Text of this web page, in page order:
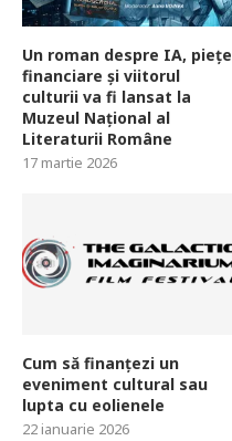
Un roman despre IA, piețe
financiare și viitorul
culturii va fi lansat la
Muzeul Național al
Literaturii Române
17 martie 2026
Cum să finanțezi un
eveniment cultural sau
lupta cu eolienele
22 ianuarie 2026